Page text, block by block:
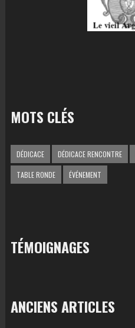
MOTS CLÉS
DÉDICACE DÉDICACE RENCONTRE
TABLE RONDE ÉVÉNEMENT
TÉMOIGNAGES
ANCIENS ARTICLES